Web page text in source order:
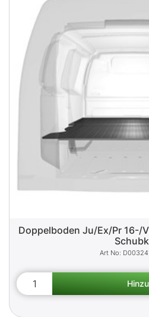
Doppelboden Ju/Ex/Pr 16-/